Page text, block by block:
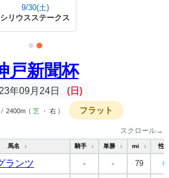
9/30(土)
シリウスステークス
戸新聞杯
年09月24日 (日)
/ 2400m ( 芝 ・ 右 ) フラット
スクロール→
馬名 ↕ 騎手 ↕ 単勝 ↕ mi ↕ 性
ランツ - - 79